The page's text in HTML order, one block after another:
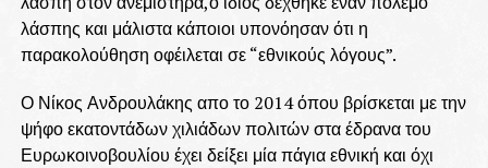
λάσπης και μάλιστα κάποιοι υπονόησαν ότι η
παρακολούθηση οφέιλεται σε “εθνικούς λόγους”.
Ο Νίκος Ανδρουλάκης απο το 2014 όπου βρίσκεται με την
ψήφο εκατοντάδων χιλιάδων πολιτών στα έδρανα του
Ευρωκοινοβουλίου έχει δείξει μία πάγια εθνική και όχι